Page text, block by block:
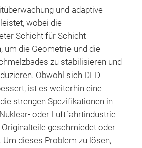
und adaptive
wobei die
Schicht für Schicht
um die Geometrie und die
zu stabilisieren und
Obwohl sich DED
ist es weiterhin eine
strengen Spezifikationen in
oder Luftfahrtindustrie
geschmiedet oder
Um dieses Problem zu lösen,